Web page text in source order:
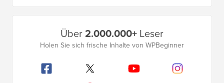
Seitenleistenmenü
Über2.000.000+ Leser
Holen Sie sich frische Inhalte von WPBeginner